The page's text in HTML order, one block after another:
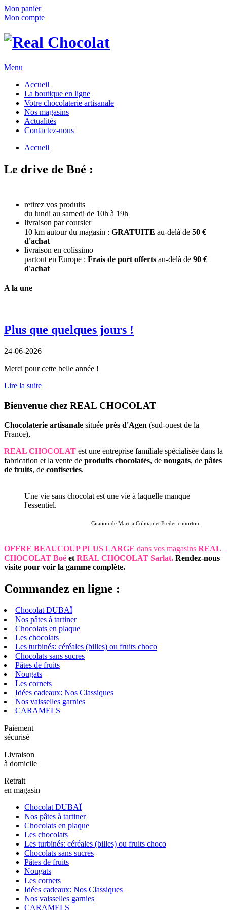
Mon panier
Mon compte
Menu
Accueil
La boutique en ligne
Votre chocolaterie artisanale
Nos magasins
Actualités
Contactez-nous
Accueil
Le drive de Boé :
retirez vos produits
du lundi au samedi de 10h à 19h
livraison par coursier
10 km autour du magasin : GRATUITE au-delà de 50 €
d'achat
livraison en colissimo
partout en Europe : Frais de port offerts au-delà de 90 €
d'achat
A la une
Plus que quelques jours !
24-06-2026
Merci pour cette belle année !
Lire la suite
Bienvenue chez REAL CHOCOLAT
Chocolaterie artisanale située près d'Agen (sud-ouest de la
France),
REAL CHOCOLAT est une entreprise familiale spécialisée dans la
fabrication et la vente de produits chocolatés, de nougats, de pâtes
de fruits, de confiseries.
Une vie sans chocolat est une vie à laquelle manque
l'essentiel.
Citation de Marcia Colman et Frederic morton.
OFFRE BEAUCOUP PLUS LARGE dans vos magasins REAL
CHOCOLAT Boé et REAL CHOCOLAT Sarlat. Rendez-nous
visite pour voir la gamme complète.
Commandez en ligne :
Chocolat DUBAÏ
Nos pâtes à tartiner
Chocolats en plaque
Les chocolats
Les turbinés: céréales (billes) ou fruits choco
Chocolats sans sucres
Pâtes de fruits
Nougats
Les cornets
Idées cadeaux: Nos Classiques
Nos vaisselles garnies
CARAMELS
Paiement
sécurisé
Livraison
à domicile
Retrait
en magasin
Chocolat DUBAÏ
Nos pâtes à tartiner
Chocolats en plaque
Les chocolats
Les turbinés: céréales (billes) ou fruits choco
Chocolats sans sucres
Pâtes de fruits
Nougats
Les cornets
Idées cadeaux: Nos Classiques
Nos vaisselles garnies
CARAMELS